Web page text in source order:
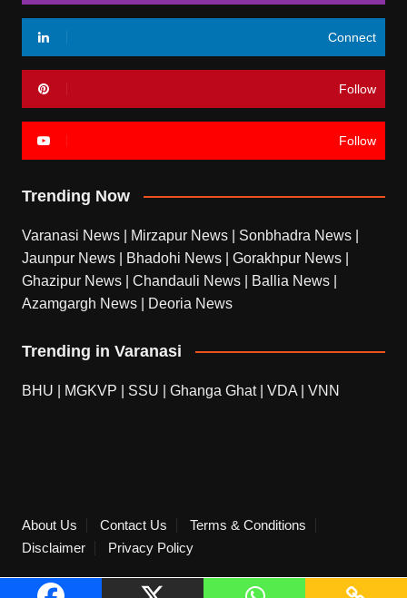
Connect
Follow
Follow
Trending Now
Varanasi News Mirzapur News Sonbhadra News
Jaunpur News
Bhadohi News Gorakhpur News
Ghazipur News
Chandauli News Ballia News
Azamgargh News
Deoria News
Trending in Varanasi
BHU MGKVP SSU Ghanga Ghat| VDA VNN
About Us Contact Us
Terms & Conditions
Disclaimer
Privacy Policy